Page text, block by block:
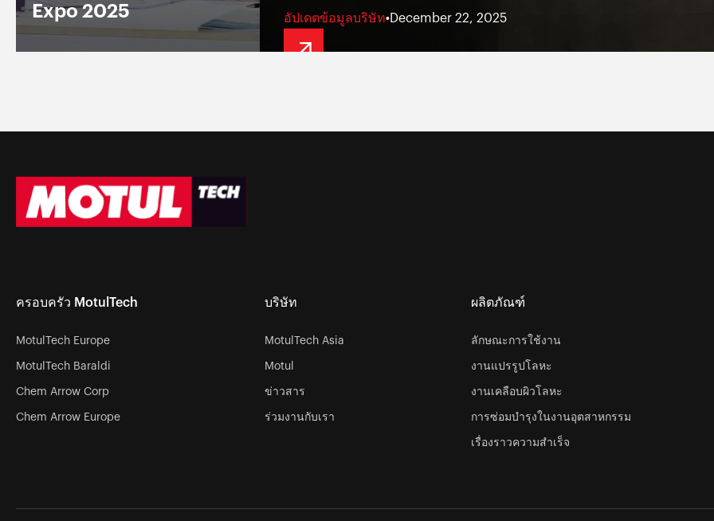
Expo 2025
อัปเดตข้อมูลบริษัท•December 22, 2025
ครอบครัว MotulTech
MotulTech Europe
MotulTech Baraldi
Chem Arrow Corp
Chem Arrow Europe
บริษัท
MotulTech Asia
Motul
ข่าวสาร
ร่วมงานกับเรา
ผลิตภัณฑ์
ลักษณะการใช้งาน
งานแปรรูปโลหะ
งานเคลือบผิวโลหะ
การซ่อมบำรุงในงานอุตสาหกรรม
เรื่องราวความสำเร็จ